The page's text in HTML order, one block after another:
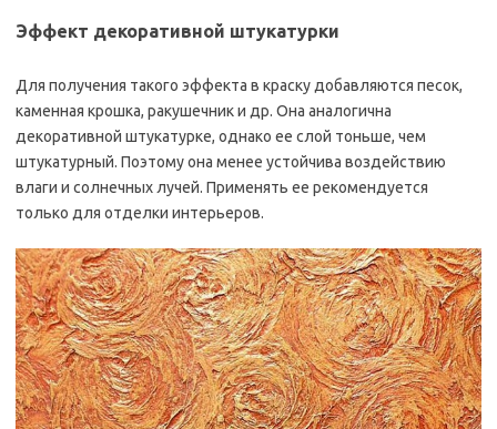
Эффект декоративной штукатурки
Для получения такого эффекта в краску добавляются песок,
каменная крошка, ракушечник и др. Она аналогична
декоративной штукатурке, однако ее слой тоньше, чем
штукатурный. Поэтому она менее устойчива воздействию
влаги и солнечных лучей. Применять ее рекомендуется
только для отделки интерьеров.